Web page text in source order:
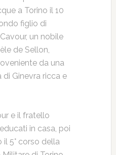
a Torino il 10
figlio di
un nobile
de Sellon,
da una
Ginevra ricca e
e il fratello
in casa, poi
5° corso della